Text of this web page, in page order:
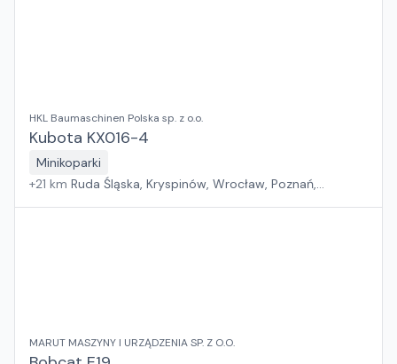
HKL Baumaschinen Polska sp. z o.o.
Kubota KX016-4
Minikoparki
+21 km Ruda Śląska, Kryspinów, Wrocław, Poznań,
MARUT MASZYNY I URZĄDZENIA SP. Z O.O.